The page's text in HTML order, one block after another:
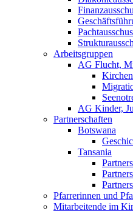
Arbeitsgruppen
AG Flucht,
AG Kinder,
Partnerschaften
Botswana
Tansania
Pfarrerinnen und
Mitarbeitende im